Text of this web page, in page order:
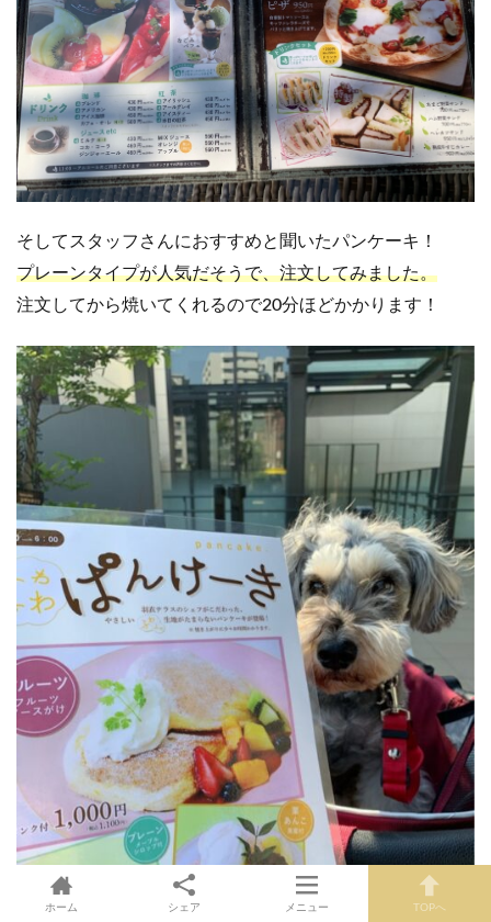
そしてスタッフさんにおすすめと聞いたパンケーキ！
プレーンタイプが人気だそうで、注文してみました。
注文してから焼いてくれるので20分ほどかかります！
ホーム シェア メニュー TOPへ